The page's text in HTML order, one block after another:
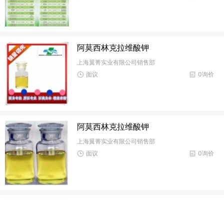
阿莫西林克拉维酸钾
上海翼菁实业有限公司销售部
0询价
面议
阿莫西林克拉维酸钾
上海翼菁实业有限公司销售部
0询价
面议